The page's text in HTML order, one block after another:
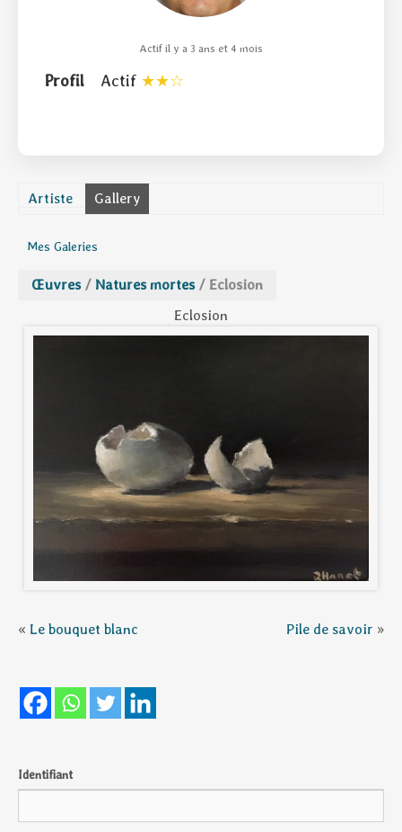
Actif il y a 3 ans et 4 mois
Profil Actif
Artiste Gallery
Mes Galeries
Œuvres / Natures mortes / Eclosion
Eclosion
« Le bouquet blanc Pile de savoir »
Identifiant